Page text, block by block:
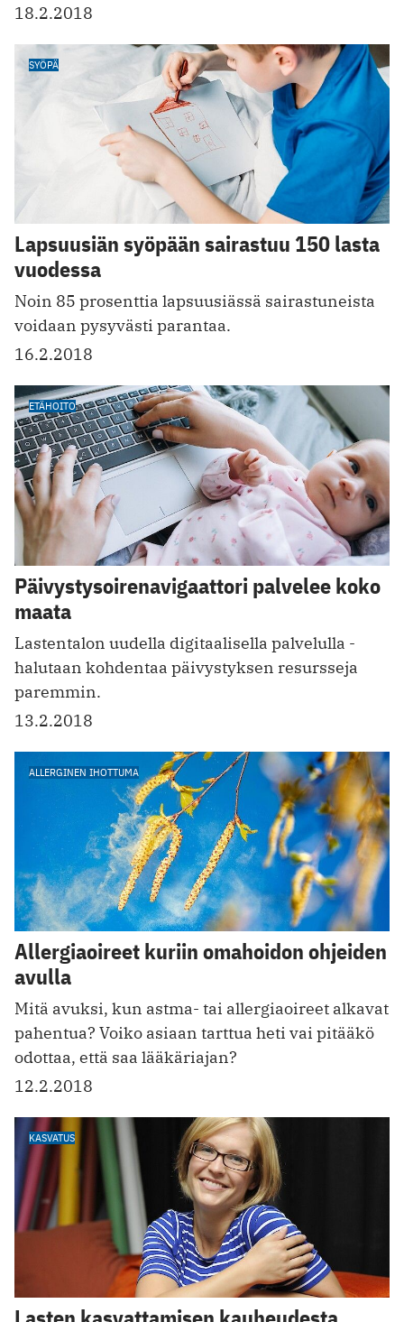
18.2.2018
SYÖPÄ
Lapsuusiän syöpään sairastuu 150 lasta
vuodessa
Noin 85 prosenttia lapsuusiässä sairastuneista
voidaan pysyvästi parantaa.
16.2.2018
ETÄHOITO
Päivystysoirenavigaattori palvelee koko
maata
Lastentalon uudella digitaalisella palvelulla ­
halutaan kohdentaa päivystyksen resursseja
paremmin.
13.2.2018
ALLERGINEN IHOTTUMA
Allergiaoireet kuriin omahoidon ohjeiden
avulla
Mitä avuksi, kun astma- tai allergiaoireet alkavat
pahentua? Voiko asiaan tarttua heti vai pitääkö
odottaa, että saa lääkäriajan?
12.2.2018
KASVATUS